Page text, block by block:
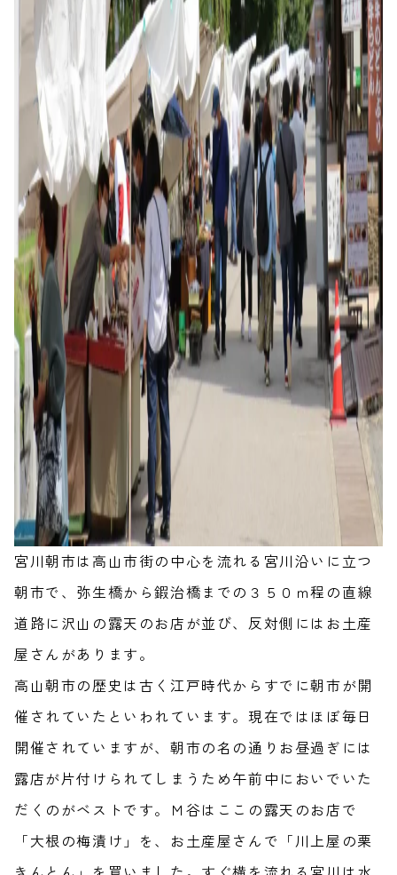
宮川朝市は高山市街の中心を流れる宮川沿いに立つ
朝市で、弥生橋から鍜治橋までの３５０ｍ程の直線
道路に沢山の露天のお店が並び、反対側にはお土産
屋さんがあります。
高山朝市の歴史は古く江戸時代からすでに朝市が開
催されていたといわれています。現在ではほぼ毎日
開催されていますが、朝市の名の通りお昼過ぎには
露店が片付けられてしまうため午前中においでいた
だくのがベストです。Ｍ谷はここの露天のお店で
「大根の梅漬け」を、お土産屋さんで「川上屋の栗